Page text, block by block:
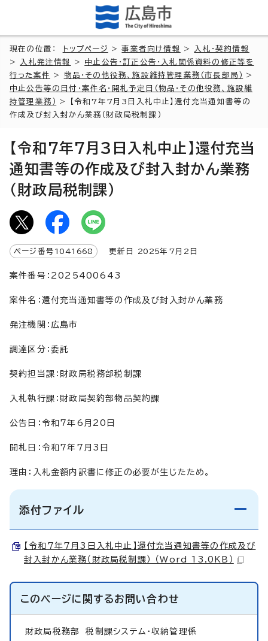
現在の位置： トップページ >事業者向け情報 >
入札・契約情報
>
入札発注情報 > 中止公告・訂正公告・入札関係資料の修正等を
行った案件
> 物品・その他役務、施設維持管理業務（市長部局）
>
中止公告等の日付・案件名・開札予定日（物品・その他役務、施設維
持管理業務）
> 【令和7年7月3日入札中止】還付充当通知書等の
作成及び封入封かん業務（財政局税制課）
【令和7年7月3日入札中止】還付充当
通知書等の作成及び封入封かん業務
（財政局税制課）
ページ番号 1041668 更新日 2025年7月2日
案件番号：2025400643
案件名：還付充当通知書等の作成及び封入封かん業務
発注機関：広島市
調達区分：委託
契約担当課：財政局税務部税制課
入札執行課：財政局契約部物品契約課
公告日：令和7年6月20日
開札日：令和7年7月3日
理由：入札金額内訳書に修正の必要が生じたため。
添付ファイル
【令和7年7月3日入札中止】還付充当通知書等の作成及び
封入封かん業務（財政局税制課） （Word 13.0KB）
このページに関するお問い合わせ
財政局税務部税制課システム・収納管理係